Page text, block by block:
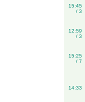
15:45
/ 3
12:59
/ 3
15:25
/ 7
14:33